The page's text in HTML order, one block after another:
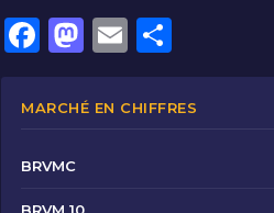
F
a
c
b
M
a
st
E
m
ai
ar
ta
MARCHÉ EN CHIFFRES
BRVMC